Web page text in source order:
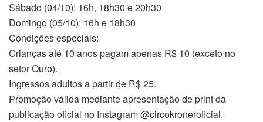
Sábado (04/10): 16h, 18h30 e 20h30
Domingo (05/10): 16h e 18h30
Condições especiais:
Crianças até 10 anos pagam apenas R$ 10 (exceto no
setor Ouro).
Ingressos adultos a partir de R$ 25.
Promoção válida mediante apresentação de print da
publicação oficial no Instagram @circokroneroficial.